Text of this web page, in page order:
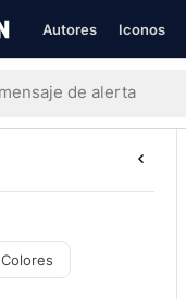
Autores Iconos
Colores